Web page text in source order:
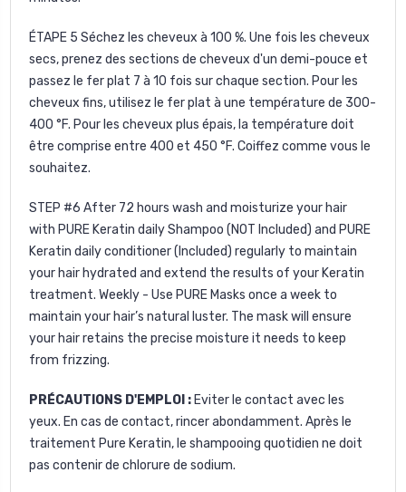
ÉTAPE 5 Séchez les cheveux à 100 %. Une fois les cheveux
secs, prenez des sections de cheveux d'un demi-pouce et
passez le fer plat 7 à 10 fois sur chaque section. Pour les
cheveux fins, utilisez le fer plat à une température de 300-
400 °F. Pour les cheveux plus épais, la température doit
être comprise entre 400 et 450 °F. Coiffez comme vous le
souhaitez.
STEP #6 After 72 hours wash and moisturize your hair
with PURE Keratin daily Shampoo (NOT Included) and PURE
Keratin daily conditioner(Included) regularly to maintain
your hair hydrated and extend the results of your Keratin
treatment. Weekly - Use PURE Masks once a week to
maintain your hair’s natural luster. The mask will ensure
your hair retains the precise moisture it needs to keep
from frizzing.
PRÉCAUTIONS D'EMPLOI : Eviter le contact avec les
yeux. En cas de contact, rincer abondamment. Après le
traitement Pure Keratin, le shampooing quotidien ne doit
pas contenir de chlorure de sodium.